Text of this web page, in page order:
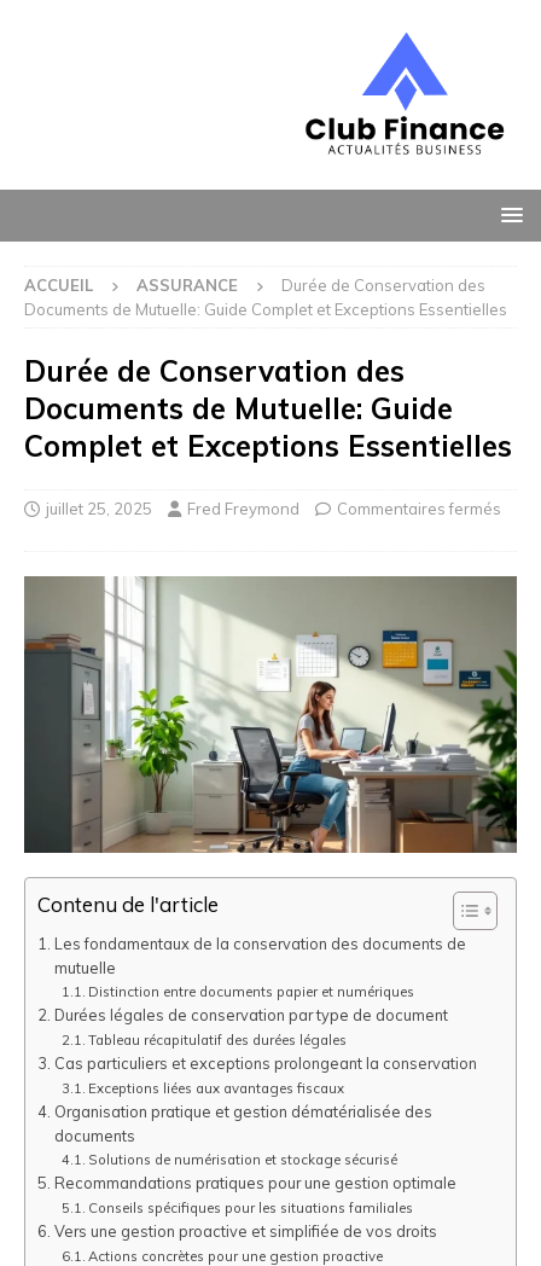
ACCUEIL ASSURANCE
Durée de Conservation des
Documents de Mutuelle: Guide Complet et Exceptions Essentielles
Durée de Conservation des
Documents de Mutuelle: Guide
Complet et Exceptions Essentielles
juillet 25, 2025 Fred Freymond Commentaires fermés
Contenu de l'article
Les fondamentaux de la conservation des documents de
mutuelle
Distinction entre documents papier et numériques
Durées légales de conservation par type de document
Tableau récapitulatif des durées légales
Cas particuliers et exceptions prolongeant la conservation
Exceptions liées aux avantages fiscaux
Organisation pratique et gestion dématérialisée des
documents
Solutions de numérisation et stockage sécurisé
Recommandations pratiques pour une gestion optimale
Conseils spécifiques pour les situations familiales
Vers une gestion proactive et simplifiée de vos droits
Actions concrètes pour une gestion proactive